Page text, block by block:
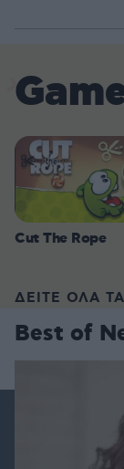
Cut The Rope
ΔΕΙΤΕ ΟΛΑ ΤΑ
Best of